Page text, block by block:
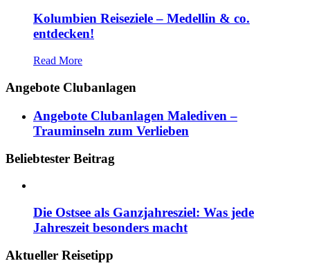
Kolumbien Reiseziele – Medellin & co.
entdecken!
Read More
Angebote Clubanlagen
Angebote Clubanlagen Malediven –
Trauminseln zum Verlieben
Beliebtester Beitrag
Die Ostsee als Ganzjahresziel: Was jede
Jahreszeit besonders macht
Aktueller Reisetipp